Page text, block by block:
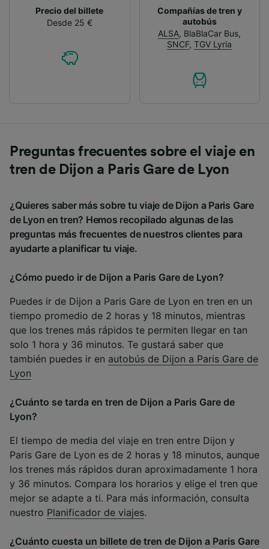
Precio del billete
Desde 25 €
Compañías de tren y
autobús
ALSA, BlaBlaCar Bus,
SNCF,TGV Lyria
Preguntas frecuentes sobre el viaje en
tren de Dijon a Paris Gare de Lyon
¿Quieres saber más sobre tu viaje de Dijon a Paris Gare
de Lyon en tren? Hemos recopilado algunas de las
preguntas más frecuentes de nuestros clientes para
ayudarte a planificar tu viaje.
¿Cómo puedo ir de Dijon a Paris Gare de Lyon?
Puedes ir de Dijon a Paris Gare de Lyon en tren en un
tiempo promedio de 2 horas y 18 minutos, mientras
que los trenes más rápidos te permiten llegar en tan
solo 1 hora y 36 minutos. Te gustará saber que
también puedes ir en autobús de Dijon a Paris Gare de
Lyon
¿Cuánto se tarda en tren de Dijon a Paris Gare de
Lyon?
El tiempo de media del viaje en tren entre Dijon y
Paris Gare de Lyon es de 2 horas y 18 minutos, aunque
los trenes más rápidos duran aproximadamente 1 hora
y 36 minutos. Compara los horarios y elige el tren que
mejor se adapte a ti. Para más información, consulta
nuestro Planificador de viajes.
¿Cuánto cuesta un billete de tren de Dijon a Paris Gare